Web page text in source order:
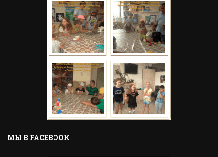
MЫ В FACEBOOK